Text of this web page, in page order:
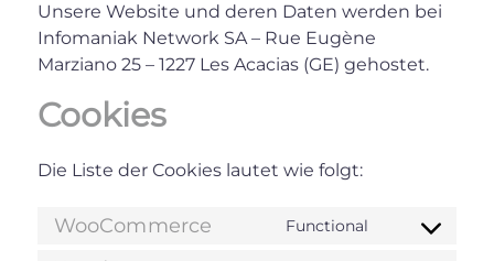
Unsere Website und deren Daten werden bei
Infomaniak Network SA – Rue Eugène
Marziano 25 – 1227 Les Acacias (GE) gehostet.
Cookies
Die Liste der Cookies lautet wie folgt:
WooCommerce Functional
Consent